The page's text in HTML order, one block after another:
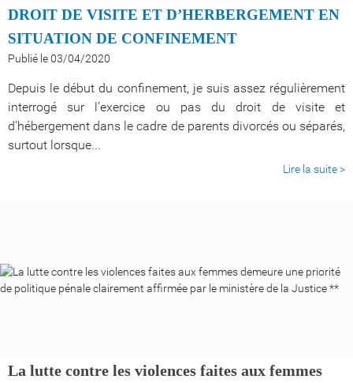
DROIT DE VISITE ET D’HERBERGEMENT EN
SITUATION DE CONFINEMENT
Publié le 03/04/2020
Depuis le début du confinement, je suis assez régulièrement
interrogé sur l’exercice ou pas du droit de visite et
d’hébergement dans le cadre de parents divorcés ou séparés,
surtout lorsque...
Lire la suite >
La lutte contre les violences faites aux femmes